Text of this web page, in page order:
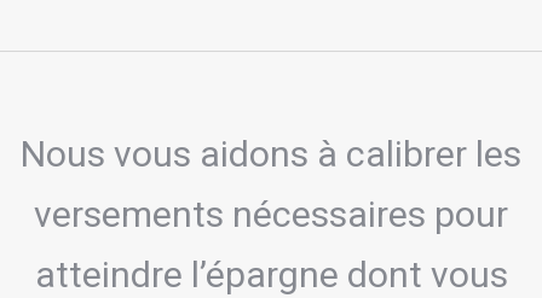
Nous vous aidons à calibrer les
versements nécessaires pour
atteindre l’épargne dont vous